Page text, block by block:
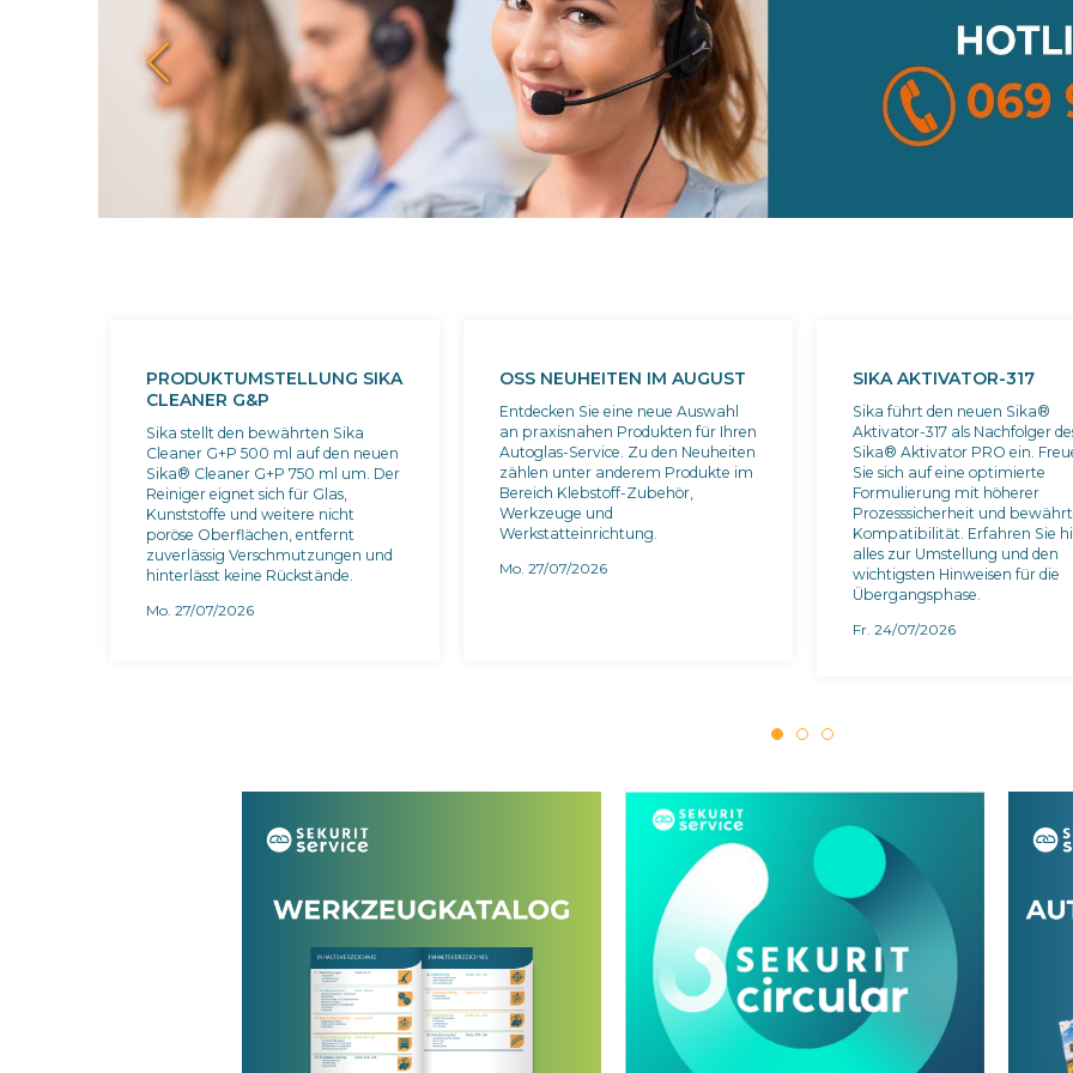
PRODUKTUMSTELLUNG SIKA
CLEANER G&P
Sika stellt den bewährten Sika
Cleaner G+P 500 ml auf den neuen
Sika® Cleaner G+P 750 ml um. Der
Reiniger eignet sich für Glas,
Kunststoffe und weitere nicht
poröse Oberflächen, entfernt
zuverlässig Verschmutzungen und
hinterlässt keine Rückstände.
Mo. 27/07/2026
OSS NEUHEITEN IM AUGUST
Entdecken Sie eine neue Auswahl
an praxisnahen Produkten für Ihren
Autoglas-Service. Zu den Neuheiten
zählen unter anderem Produkte im
Bereich Klebstoff-Zubehör,
Werkzeuge und
Werkstatteinrichtung.
Mo. 27/07/2026
SIKA AKTIVATOR-317
Sika führt den neuen Sika®
Aktivator-317 als Nachfolger
Sika® Aktivator PRO ein.
Sie sich auf eine optimierte
Formulierung mit höherer
Prozesssicherheit und
Kompatibilität. Erfahren Sie
alles zur Umstellung und den
wichtigsten Hinweisen für die
Übergangsphase.
Fr. 24/07/2026